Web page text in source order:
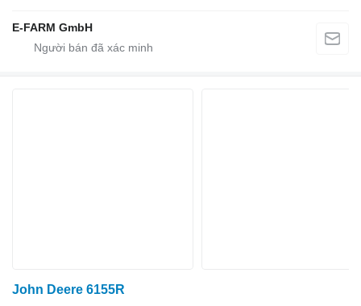
E-FARM GmbH
John Deere 6155R